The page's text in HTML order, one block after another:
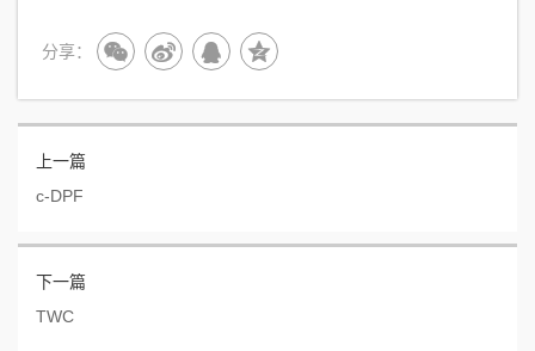
分享：
上一篇
c-DPF
下一篇
TWC